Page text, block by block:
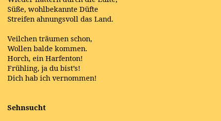
Süße, wohlbekannte Düfte
Streifen ahnungsvoll das Land.
Veilchen träumen schon,
Wollen balde kommen.
Horch, ein Harfenton!
Frühling, ja du bist’s!
Dich hab ich vernommen!
Sehnsucht